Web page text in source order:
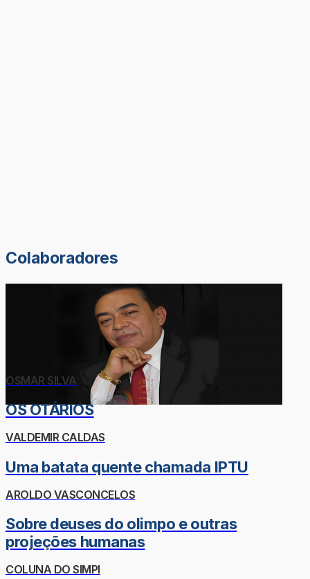
Colaboradores
OSMAR SILVA
OS OTÁRIOS
VALDEMIR CALDAS
Uma batata quente chamada IPTU
AROLDO VASCONCELOS
Sobre deuses do olimpo e outras
projeções humanas
COLUNA DO SIMPI